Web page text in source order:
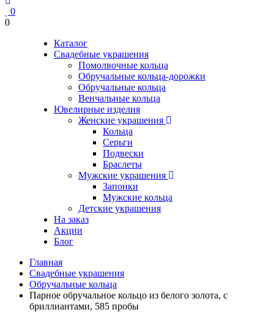
0
0
Каталог
Свадебные украшения
Помолвочные кольца
Обручальные кольца-дорожки
Обручальные кольца
Венчальные кольца
Ювелирные изделия
Женские украшения
Кольца
Серьги
Подвески
Браслеты
Мужские украшения
Запонки
Мужские кольца
Детские украшения
На заказ
Акции
Блог
Главная
Свадебные украшения
Обручальные кольца
Парное обручальное кольцо из белого золота, с
бриллиантами, 585 пробы